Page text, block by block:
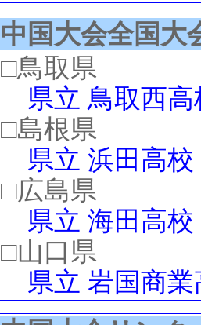
中国大会全国大
□鳥取県
県立 鳥取西高
□島根県
県立 浜田高校
□広島県
県立 海田高校
□山口県
県立 岩国商